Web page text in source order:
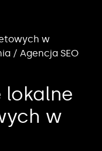
w
/ Agencja SEO
lokalne
w